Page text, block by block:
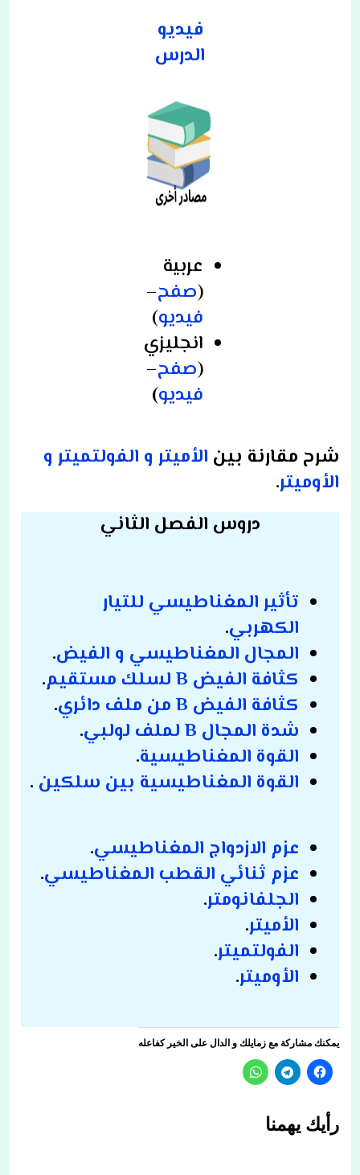
فيديو
الدرس
عربية
(صفح–
فيديو)
انجليزي
(صفح–
فيديو)
شرح مقارنة بين الأميتر و الفولتميتر و
الأوميتر.
دروس الفصل الثاني
تأثير المغناطيسي للتيار
الكهربي.
المجال المغناطيسي و الفيض.
كثافة الفيض B لسلك مستقيم
.
كثافة الفيض B من ملف دائري
.
شدة المجال B لملف لولبي
.
القوة المغناطيسية.
القوة المغناطيسية بين سلكين .
عزم الازدواج المغناطيسي.
عزم ثنائي القطب المغناطيسي.
الجلفانومتر.
الأميتر.
الفولتميتر.
الأوميتر.
يمكنك مشاركة مع زمايلك و الدال على الخير كفاعله
رأيك يهمنا